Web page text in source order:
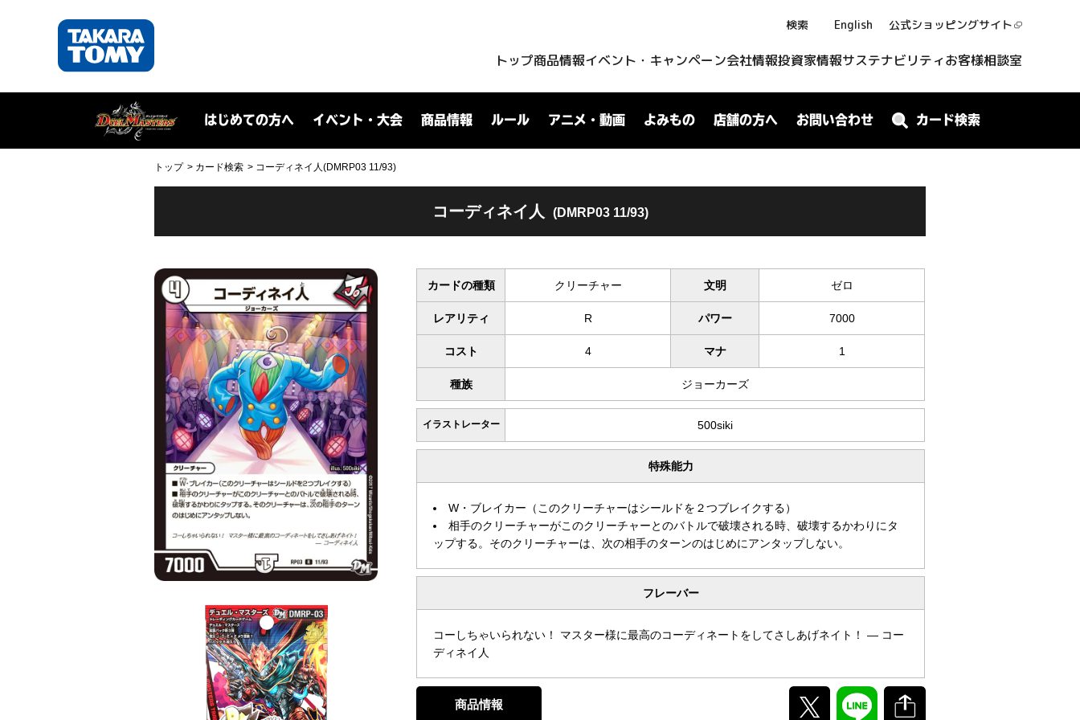
検索 English 公式ショッピングサイト
トップ商品情報イベント・キャンペーン会社情報投資家情報サステナビリティお客様相談室
はじめての方へ イベント・大会 商品情報 ルール アニメ・動画 よみもの 店舗の方へ お問い合わせ カード検索
トップ カード検索 コーディネイ人(DMRP03 11/93)
コーディネイ人 (DMRP03 11/93)
カードの種類 クリーチャー 文明 ゼロ
レアリティ R パワー 7000
コスト 4 マナ 1
種族 ジョーカーズ
イラストレーター 500siki
特殊能力
W・ブレイカー（このクリーチャーはシールドを２つブレイクする）
相手のクリーチャーがこのクリーチャーとのバトルで破壊される時、破壊するかわりにタ
ップする。そのクリーチャーは、次の相手のターンのはじめにアンタップしない。
フレーバー
コーしちゃいられない！ マスター様に最高のコーディネートをしてさしあげネイト！ ― コー
ディネイ人
商品情報